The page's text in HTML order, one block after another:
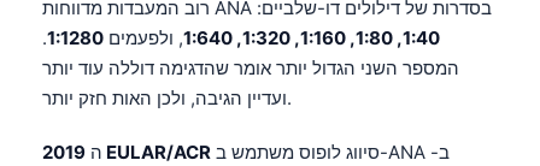
רוב המעבדות מדווחות ANA בסדרות של דילולים דו-שלביים:
1:40, 1:80, 1:160, 1:320, 1:640
, ולפעמים 1:1280
.
המספר השני הגדול יותר אומר שהדגימה דוללה עוד יותר
ועדיין הגיבה, ולכן האות חזק יותר.
ה 2019 EULAR/ACR
סיווג לופוס משתמש ב-ANA ב-